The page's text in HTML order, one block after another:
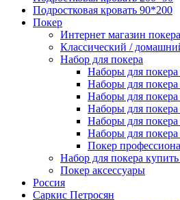
Подростковая кровать 90*200
Покер
Интернет магазин покера
Классический /
Набор для покера
Наборы для
Наборы для
Наборы для
Наборы для
Наборы для
Наборы для
Покер
Набор для покера
Покер аксессуары
Россия
Саркис Петросян